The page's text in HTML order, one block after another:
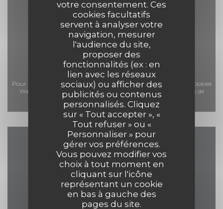
votre consentement. Ces
cookies facultatifs
servent à analyser votre
navigation, mesurer
l'audience du site,
proposer des
fonctionnalités (ex : en
lien avec les réseaux
sociaux) ou afficher des
publicités ou contenus
personnalisés. Cliquez
sur « Tout accepter », «
Tout refuser » ou «
Personnaliser » pour
gérer vos préférences.
Vous pouvez modifier vos
choix à tout moment en
cliquant sur l'icône
représentant un cookie
en bas à gauche des
pages du site.
Pour afficher la carte interactive Waze, vous devez accepter les cookies
Waze Map (Google). Ces cookies peuvent collecter des données de
navigation et de localisation.
Autoriser
Accès/Contact
17 Grand Place 7500 Tournai